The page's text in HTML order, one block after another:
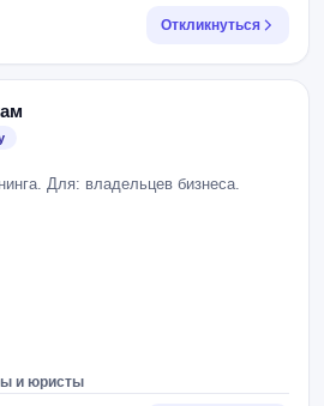
Откликнуться
Для: владельцев бизнеса.
и юристы